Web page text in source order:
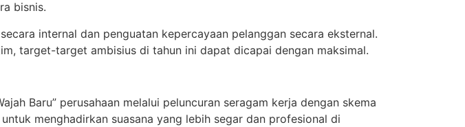
bisnis.
internal dan penguatan kepercayaan pelanggan secara eksternal.
target-target ambisius di tahun ini dapat dicapai dengan maksimal.
Baru” perusahaan melalui peluncuran seragam kerja dengan skema
menghadirkan suasana yang lebih segar dan profesional di